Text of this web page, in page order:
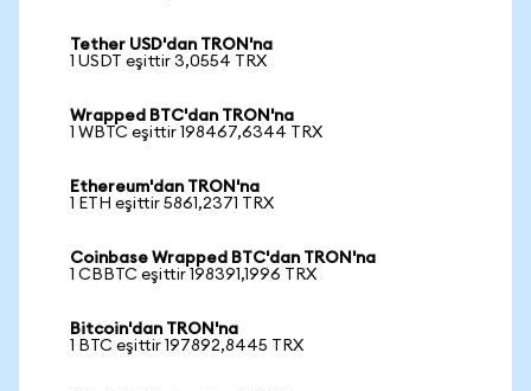
Tether USD'dan TRON'na
1 USDT eşittir 3,0554 TRX
Wrapped BTC'dan TRON'na
1 WBTC eşittir 198467,6344 TRX
Ethereum'dan TRON'na
1 ETH eşittir 5861,2371 TRX
Coinbase Wrapped BTC'dan TRON'na
1 CBBTC eşittir 198391,1996 TRX
Bitcoin'dan TRON'na
1 BTC eşittir 197892,8445 TRX